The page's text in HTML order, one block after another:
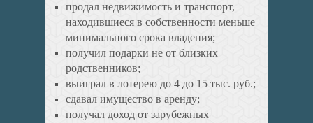
продал недвижимость и транспорт,
находившиеся в собственности меньше
минимального срока владения;
получил подарки не от близких
родственников;
выиграл в лотерею до 4 до 15 тыс. руб.;
сдавал имущество в аренду;
получал доход от зарубежных